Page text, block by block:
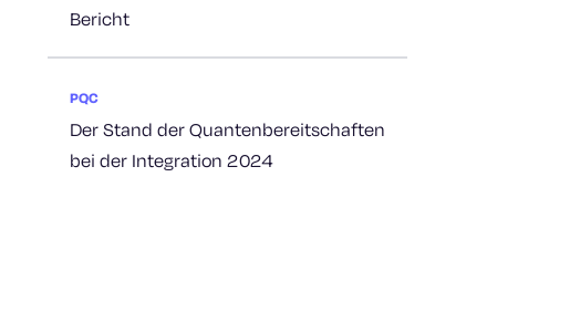
Bericht
PQC
Der Stand der Quantenbereitschaften
bei der Integration 2024